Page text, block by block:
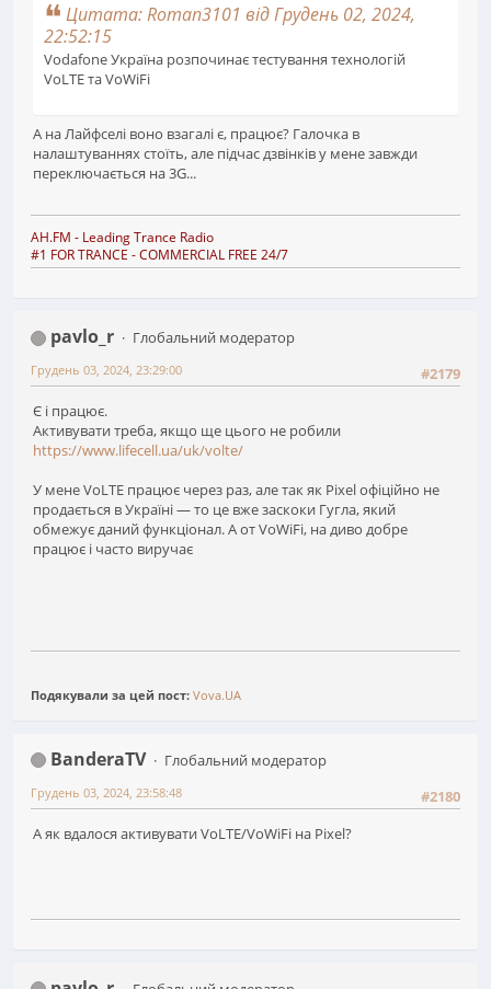
Цитата: Roman3101 від Грудень 02, 2024,
22:52:15
Vodafone Україна розпочинає тестування технологій
VoLTE та VoWiFi
А на Лайфселі воно взагалі є, працює? Галочка в
налаштуваннях стоїть, але підчас дзвінків у мене завжди
переключається на 3G...
AH.FM - Leading Trance Radio
#1 FOR TRANCE - COMMERCIAL FREE 24/7
pavlo_r
Глобальний модератор
#2179
Грудень 03, 2024, 23:29:00
Є і працює.
Активувати треба, якщо ще цього не робили
https://www.lifecell.ua/uk/volte/
У мене VoLTE працює через раз, але так як Pixel офіційно не
продається в Україні — то це вже заскоки Гугла, який
обмежує даний функціонал. А от VoWiFi, на диво добре
працює і часто виручає
Подякували за цей пост: Vova.UA
BanderaTV
Глобальний модератор
#2180
Грудень 03, 2024, 23:58:48
А як вдалося активувати VoLTE/VoWiFi на Pixel?